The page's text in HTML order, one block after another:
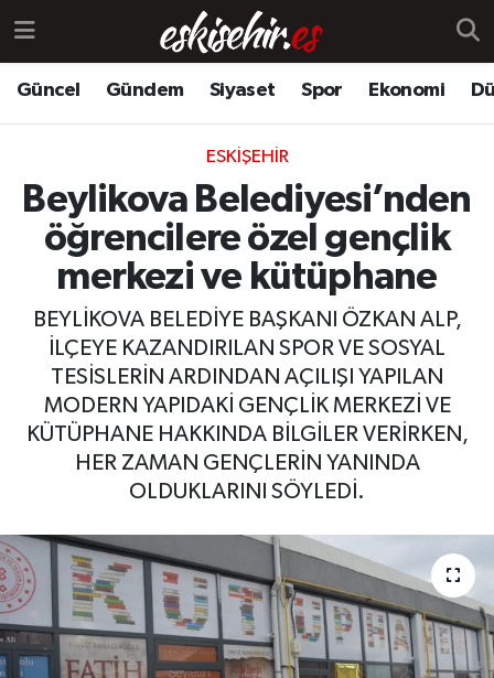
Güncel Gündem Siyaset Spor Ekonomi
ESKIŞEHIR
Beylikova Belediyesi’nden
öğrencilere özel gençlik
merkezi ve kütüphane
BEYLİKOVA BELEDİYE BAŞKANI ÖZKAN ALP,
İLÇEYE KAZANDIRILAN SPOR VE SOSYAL
TESİSLERİN ARDINDAN AÇILIŞI YAPILAN
MODERN YAPIDAKİ GENÇLİK MERKEZİ VE
KÜTÜPHANE HAKKINDA BİLGİLER VERİRKEN,
HER ZAMAN GENÇLERİN YANINDA
OLDUKLARINI SÖYLEDİ.